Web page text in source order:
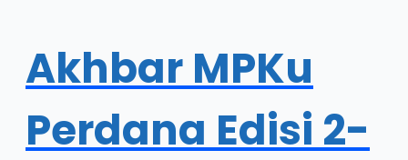
Akhbar MPKu
Perdana Edisi 2-